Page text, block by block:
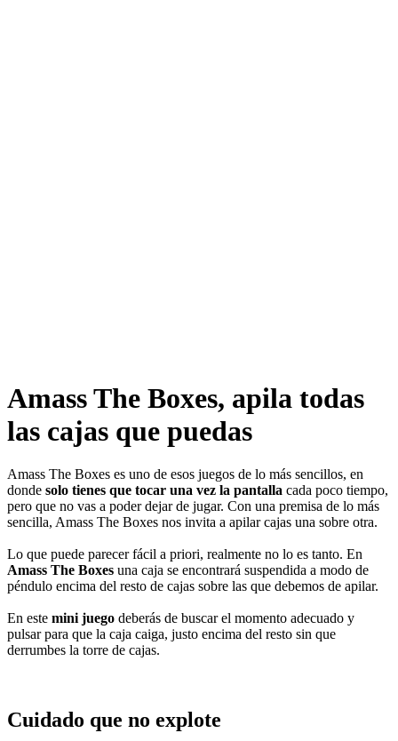
Amass The Boxes, apila todas
las cajas que puedas
Amass The Boxes es uno de esos juegos de lo más sencillos, en
donde solo tienes que tocar una vez la pantalla cada poco tiempo,
pero que no vas a poder dejar de jugar. Con una premisa de lo más
sencilla, Amass The Boxes nos invita a apilar cajas una sobre otra.
Lo que puede parecer fácil a priori, realmente no lo es tanto. En
Amass The Boxes una caja se encontrará suspendida a modo de
péndulo encima del resto de cajas sobre las que debemos de apilar.
En este mini juego deberás de buscar el momento adecuado y
pulsar para que la caja caiga, justo encima del resto sin que
derrumbes la torre de cajas.
Cuidado que no explote